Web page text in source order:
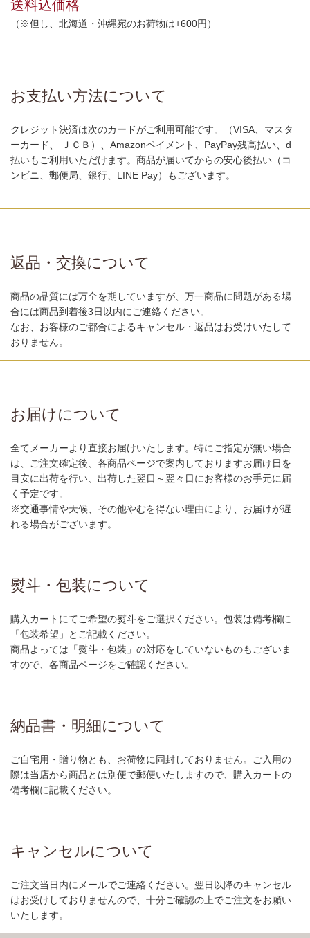
送料込価格
（※但し、北海道・沖縄宛のお荷物は+600円）
お支払い方法について
クレジット決済は次のカードがご利用可能です。（VISA、マスタ
ーカード、 ＪＣＢ）、Amazonペイメント、PayPay残高払い、d
払いもご利用いただけます。商品が届いてからの安心後払い（コ
ンビニ、郵便局、銀行、LINE Pay）もございます。
返品・交換について
商品の品質には万全を期していますが、万一商品に問題がある場
合には商品到着後3日以内にご連絡ください。
なお、お客様のご都合によるキャンセル・返品はお受けいたして
おりません。
お届けについて
全てメーカーより直接お届けいたします。特にご指定が無い場合
は、ご注文確定後、各商品ページで案内しておりますお届け日を
目安に出荷を行い、出荷した翌日～翌々日にお客様のお手元に届
く予定です。
※交通事情や天候、その他やむを得ない理由により、お届けが遅
れる場合がございます。
熨斗・包装について
購入カートにてご希望の熨斗をご選択ください。包装は備考欄に
「包装希望」とご記載ください。
商品よっては「熨斗・包装」の対応をしていないものもございま
すので、各商品ページをご確認ください。
納品書・明細について
ご自宅用・贈り物とも、お荷物に同封しておりません。ご入用の
際は当店から商品とは別便で郵便いたしますので、購入カートの
備考欄に記載ください。
キャンセルについて
ご注文当日内にメールでご連絡ください。翌日以降のキャンセル
はお受けしておりませんので、十分ご確認の上でご注文をお願い
いたします。